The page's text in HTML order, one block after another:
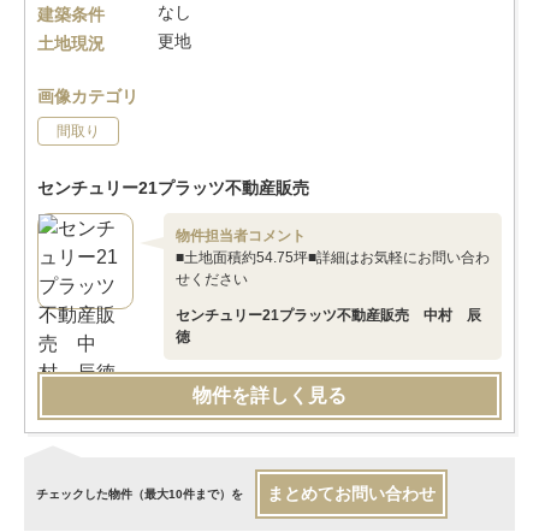
建築条件
なし
土地現況
更地
画像カテゴリ
間取り
センチュリー21プラッツ不動産販売
物件担当者コメント
■土地面積約54.75坪■詳細はお気軽にお問い合わ
せください
センチュリー21プラッツ不動産販売 中村 辰
徳
物件を詳しく見る
チェックした物件（最大10件まで）を まとめてお問い合わせ